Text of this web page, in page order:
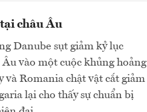
châu Âu
Danube sụt giảm kỷ lục
vào một cuộc khủng hoảng
Romania chật vật cắt giảm
lại cho thấy sự chuẩn bị